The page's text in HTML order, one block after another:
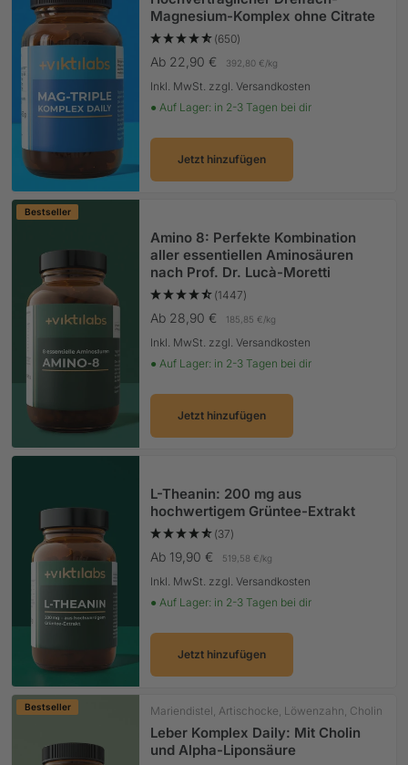
Magnesium-Komplex ohne Citrate
(650)
Angebotspreis
Ab 22,90 € 392,80 €/kg
Inkl. MwSt. zzgl. Versandkosten
● Auf Lager: in 2-3 Tagen bei dir
Jetzt hinzufügen
Bestseller
Amino 8: Perfekte Kombination
aller essentiellen Aminosäuren
nach Prof. Dr. Lucà-Moretti
(1447)
Angebotspreis
Ab 28,90 € 185,85 €/kg
Inkl. MwSt. zzgl. Versandkosten
● Auf Lager: in 2-3 Tagen bei dir
Jetzt hinzufügen
L-Theanin: 200 mg aus
hochwertigem Grüntee-Extrakt
(37)
Angebotspreis
Ab 19,90 € 519,58 €/kg
Inkl. MwSt. zzgl. Versandkosten
● Auf Lager: in 2-3 Tagen bei dir
Jetzt hinzufügen
Bestseller Mariendistel, Artischocke, Löwenzahn, Cholin
Leber Komplex Daily: Mit Cholin
und Alpha-Liponsäure